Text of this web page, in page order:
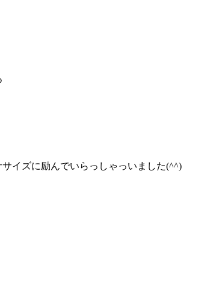
イズに励んでいらっしゃっいました(^^)